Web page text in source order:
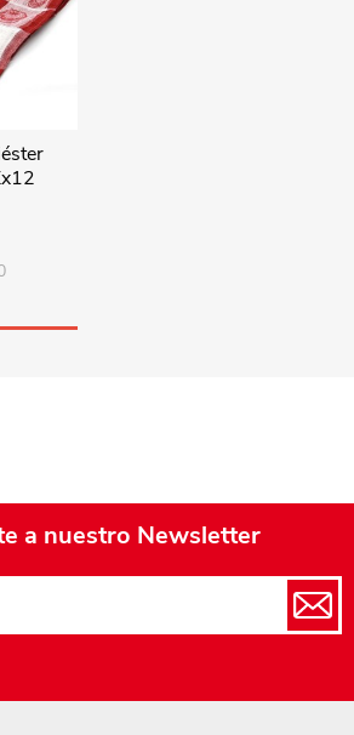
a nuestro Newsletter